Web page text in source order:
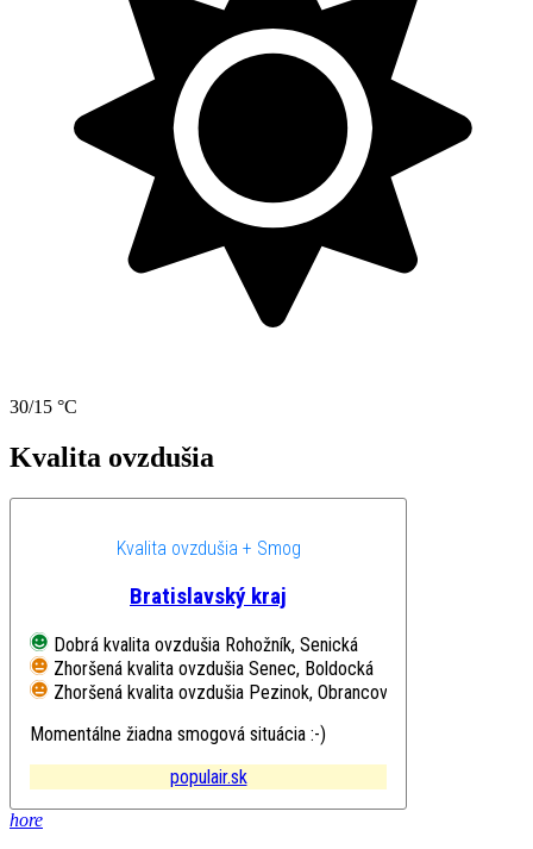
30/15 °C
Kvalita ovzdušia
Kvalita ovzdušia + Smog
Bratislavský kraj
Dobrá kvalita ovzdušia Rohožník, Senická
Zhoršená kvalita ovzdušia Senec, Boldocká
Zhoršená kvalita ovzdušia Pezinok, Obrancov mieru
Momentálne žiadna smogová situácia :-)
populair.sk
hore